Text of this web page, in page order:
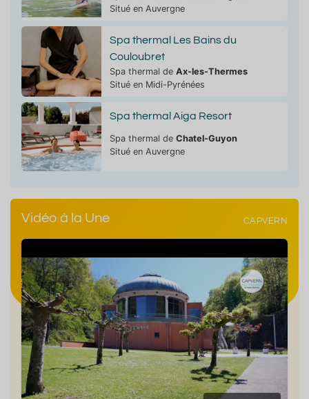
Situé en Auvergne
Spa thermal Les Bains du
Couloubret
Spa thermal de Ax-les-Thermes
Situé en Midi-Pyrénées
Spa thermal Aiga Resort
Spa thermal de Chatel-Guyon
Situé en Auvergne
Vidéo à la Une CAPVERN